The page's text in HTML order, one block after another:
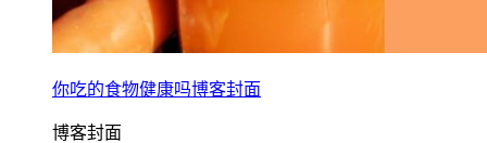
你吃的食物健康吗博客封面
博客封面